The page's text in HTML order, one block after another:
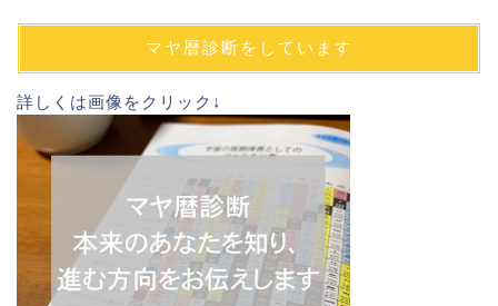
ド
ス
マヤ暦診断をしています
詳しくは画像をクリック↓